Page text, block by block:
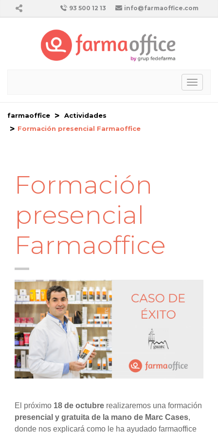
93 500 12 13 info@farmaoffice.com
farmaoffice
Actividades
Formación presencial Farmaoffice
Formación
presencial
Farmaoffice
El próximo 18 de octubre realizaremos una formación
presencial y gratuita de la mano de Marc Cases,
donde nos explicará como le ha ayudado farmaoffice